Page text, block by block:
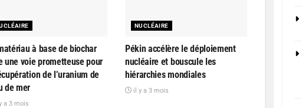
à base de biochar
une voie prometteuse pour
de l’uranium de
de mer
a 3 mois
NUCLÉAIRE
Pékin accélère le déploiement
nucléaire et bouscule les
hiérarchies mondiales
il y a 3 mois